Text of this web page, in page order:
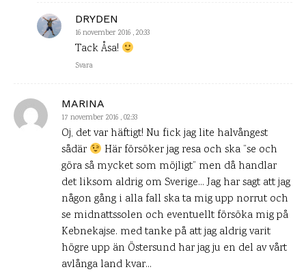
DRYDEN
16 november 2016 , 20:33
Tack Åsa!
Svara
MARINA
17 november 2016 , 02:33
Oj, det var häftigt! Nu fick jag lite halvångest
sådär
Här försöker jag resa och ska ”se och
göra så mycket som möjligt” men då handlar
det liksom aldrig om Sverige… Jag har sagt att jag
någon gång i alla fall ska ta mig upp norrut och
se midnattssolen och eventuellt försöka mig på
Kebnekajse. med tanke på att jag aldrig varit
högre upp än Östersund har jag ju en del av vårt
avlånga land kvar…